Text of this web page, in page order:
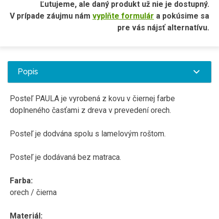
Ľutujeme, ale daný produkt už nie je dostupný.
V prípade záujmu nám vyplňte formulár a pokúsime sa
pre vás nájsť alternatívu.
Popis
Posteľ PAULA je vyrobená z kovu v čiernej farbe
doplneného časťami z dreva v prevedení orech.
Posteľ je dodvána spolu s lamelovým roštom.
Posteľ je dodávaná bez matraca.
Farba:
orech / čierna
Materiál: